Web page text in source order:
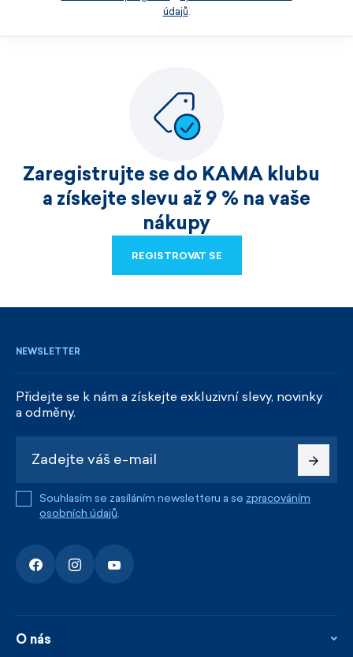
údajů.
Zaregistrujte se do KAMA klubu
a získejte slevu až 9 % na vaše
nákupy
REGISTROVAT SE
NEWSLETTER
Přidejte se k nám a získejte exkluzivní slevy, novinky
a odměny.
Souhlasím se zasíláním newsletteru a se zpracováním
osobních údajů.
O nás